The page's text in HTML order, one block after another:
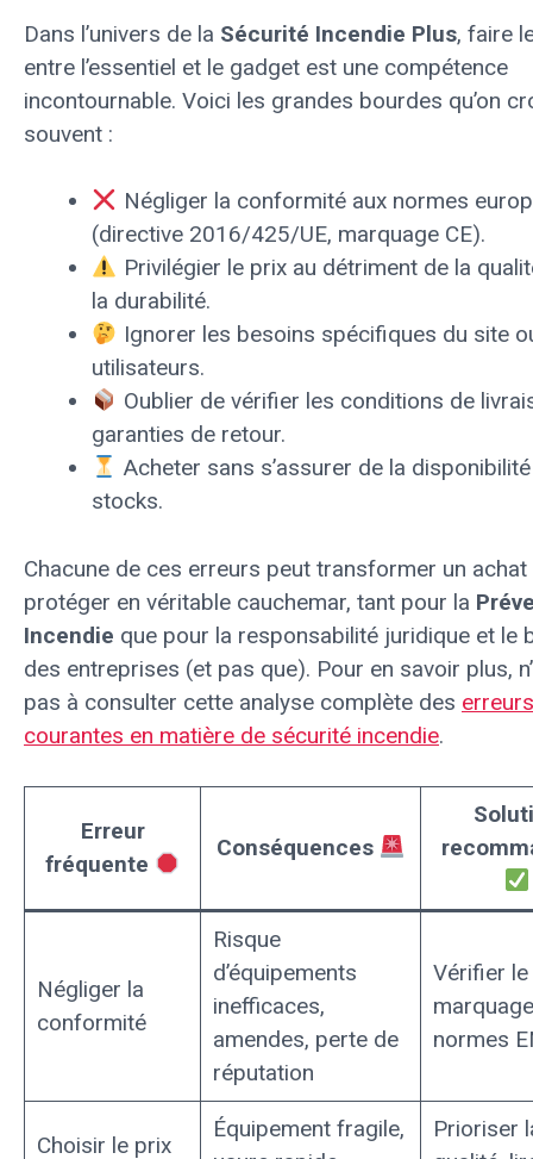
Dans l’univers de la Sécurité Incendie Plus, faire
entre l’essentiel et le gadget est une compétence
incontournable. Voici les grandes bourdes qu’on
souvent :
Négliger la conformité aux normes
(directive 2016/425/UE, marquage CE).
Privilégier le prix au détriment de la
la durabilité.
Ignorer les besoins spécifiques du site
utilisateurs.
Oublier de vérifier les conditions de
garanties de retour.
Acheter sans s’assurer de la
stocks.
Chacune de ces erreurs peut transformer un achat
protéger en véritable cauchemar, tant pour la
Incendie que pour la responsabilité juridique et le
des entreprises (et pas que). Pour en savoir plus,
pas à consulter cette analyse complète des erreurs
courantes en matière de sécurité incendie.
Erreur
fréquente
Conséquences
Négliger la
conformité
Risque
d’équipements
inefficaces,
amendes, perte de
réputation
Vérifier le
normes
Choisir le prix
Équipement fragile,
Prioriser